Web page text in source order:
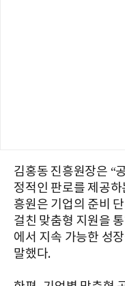
김홍동 진흥원장은 “
정적인 판로를 제공
흥원은 기업의 준비
걸친 맞춤형 지원을
에서 지속 가능한 성
말했다.